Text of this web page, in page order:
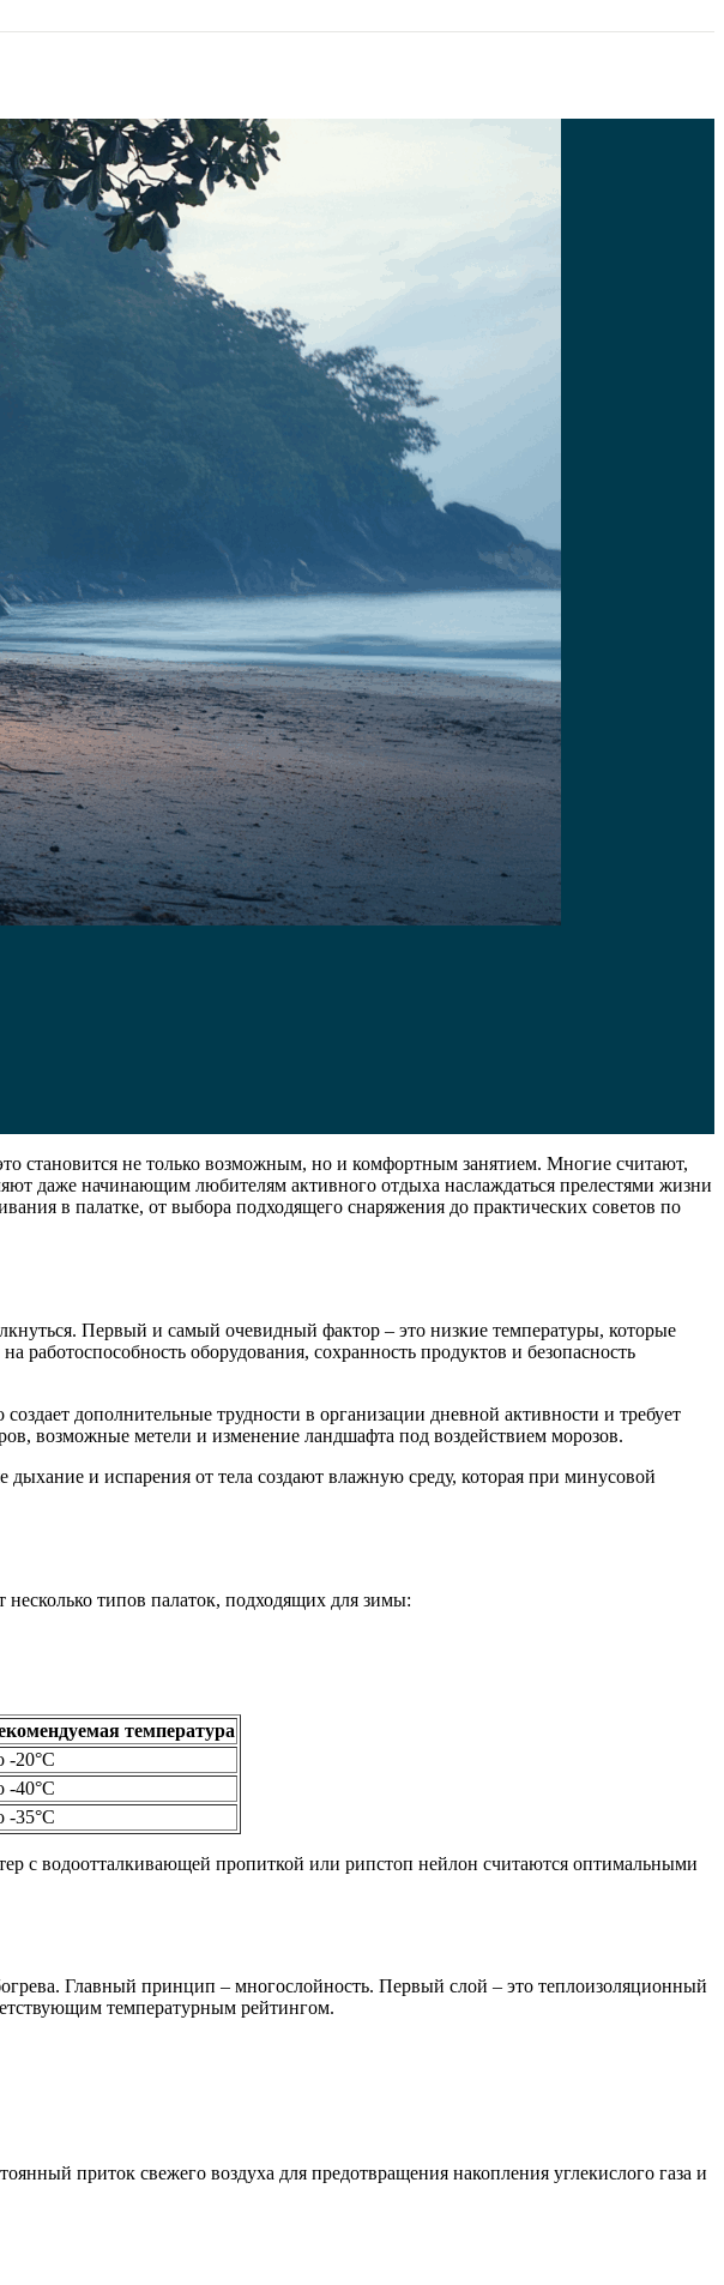
становится не только возможным, но и комфортным занятием. Многие считают,
даже начинающим любителям активного отдыха наслаждаться прелестями жизни
в палатке, от выбора подходящего снаряжения до практических советов по
Первый и самый очевидный фактор – это низкие температуры, которые
работоспособность оборудования, сохранность продуктов и безопасность
дополнительные трудности в организации дневной активности и требует
возможные метели и изменение ландшафта под воздействием морозов.
и испарения от тела создают влажную среду, которая при минусовой
типов палаток, подходящих для зимы:
температура
-20°C
-40°C
-35°C
с водоотталкивающей пропиткой или рипстоп нейлон считаются оптимальными
Главный принцип – многослойность. Первый слой – это теплоизоляционный
температурным рейтингом.
приток свежего воздуха для предотвращения накопления углекислого газа и